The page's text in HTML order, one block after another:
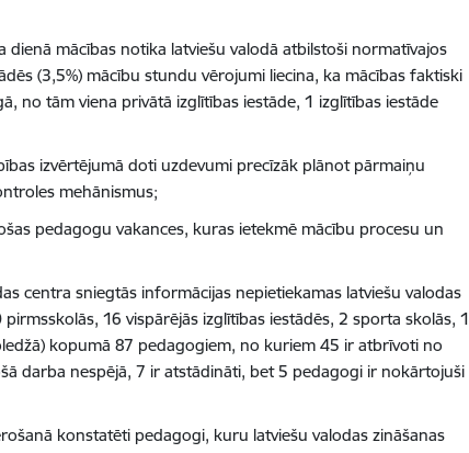
dienā mācības notika latviešu valodā atbilstoši normatīvajos
(3,5%) mācību stundu vērojumi liecina, ka mācības faktiski
no tām viena privātā izglītības iestāde, 1 izglītības iestāde
izvērtējumā doti uzdevumi precīzāk plānot pārmaiņu
mehānismus;
pedagogu vakances, kuras ietekmē mācību procesu un
centra sniegtās informācijas nepietiekamas latviešu valodas
16 vispārējās izglītības iestādēs, 2 sporta skolās, 1
kopumā 87 pedagogiem, no kuriem 45 ir atbrīvoti no
darba nespējā, 7 ir atstādināti, bet 5 pedagogi ir nokārtojuši
konstatēti pedagogi, kuru latviešu valodas zināšanas